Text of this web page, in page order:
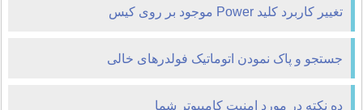
تغییر کاربرد کلید Power موجود بر روی کیس
جستجو و پاک نمودن اتوماتیک فولدرهای خالی
ده نكته در مورد امنيت كامپيوتر شما